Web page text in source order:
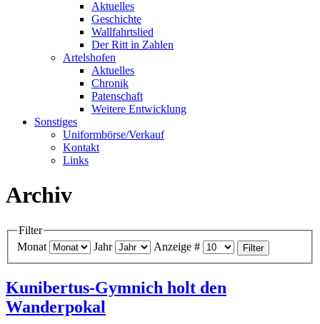
Aktuelles
Geschichte
Wallfahrtslied
Der Ritt in Zahlen
Artelshofen
Aktuelles
Chronik
Patenschaft
Weitere Entwicklung
Sonstiges
Uniformbörse/Verkauf
Kontakt
Links
Archiv
Filter
Monat
Jahr Anzeige # Filter
Kunibertus-Gymnich holt den
Wanderpokal